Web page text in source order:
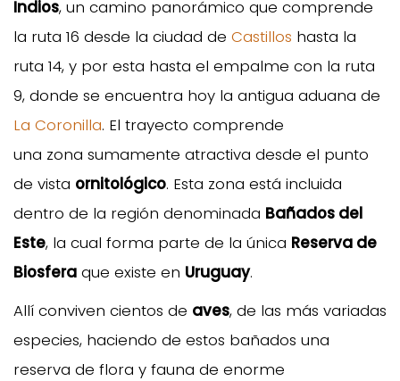
Indios, un camino panorámico que comprende
la ruta 16 desde la ciudad de Castillos hasta la
ruta 14, y por esta hasta el empalme con la ruta
9, donde se encuentra hoy la antigua aduana de
La Coronilla. El trayecto comprende
una zona sumamente atractiva desde el punto
de vista ornitológico. Esta zona está incluida
dentro de la región denominada Bañados del
Este, la cual forma parte de la única Reserva de
Biosfera que existe en Uruguay.
Allí conviven cientos de aves, de las más variadas
especies, haciendo de estos bañados una
reserva de flora y fauna de enorme